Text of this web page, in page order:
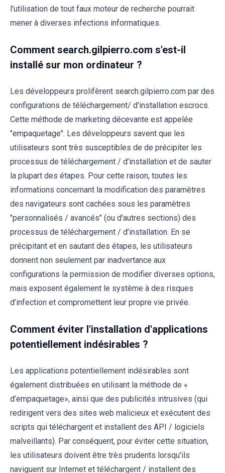
l'utilisation de tout faux moteur de recherche pourrait
mener à diverses infections informatiques.
Comment search.gilpierro.com s'est-il
installé sur mon ordinateur ?
Les développeurs prolifèrent search.gilpierro.com par des
configurations de téléchargement/ d'installation escrocs.
Cette méthode de marketing décevante est appelée
"empaquetage". Les développeurs savent que les
utilisateurs sont très susceptibles de de précipiter les
processus de téléchargement / d’installation et de sauter
la plupart des étapes. Pour cette raison, toutes les
informations concernant la modification des paramètres
des navigateurs sont cachées sous les paramètres
"personnalisés / avancés" (ou d'autres sections) des
processus de téléchargement / d’installation. En se
précipitant et en sautant des étapes, les utilisateurs
donnent non seulement par inadvertance aux
configurations la permission de modifier diverses options,
mais exposent également le système à des risques
d’infection et compromettent leur propre vie privée.
Comment éviter l'installation d'applications
potentiellement indésirables ?
Les applications potentiellement indésirables sont
également distribuées en utilisant la méthode de «
d’empaquetage», ainsi que des publicités intrusives (qui
redirigent vers des sites web malicieux et exécutent des
scripts qui téléchargent et installent des API / logiciels
malveillants). Par conséquent, pour éviter cette situation,
les utilisateurs doivent être très prudents lorsqu'ils
naviguent sur Internet et téléchargent / installent des